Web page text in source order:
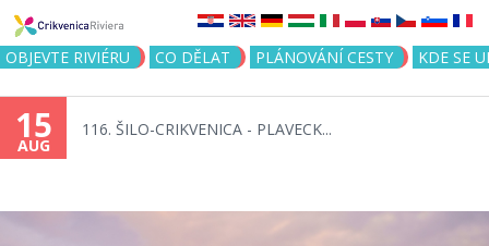
Jump to navigation
OBJEVTE RIVIÉRU CO DĚLAT PLÁNOVÁNÍ CESTY KDE SE
15
AUG
116. ŠILO-CRIKVENICA - PLAVECK...